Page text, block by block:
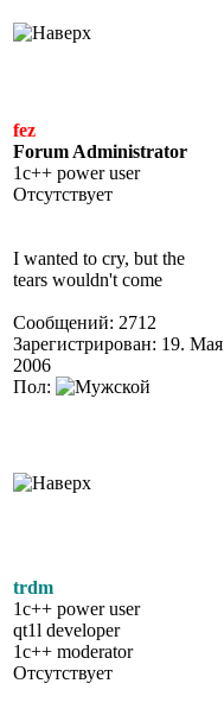
fez
Forum Administrator
1c++ power user
Отсутствует
I wanted to cry, but the
tears wouldn't come
Сообщений: 2712
Зарегистрирован: 19. Мая
2006
Пол:
trdm
1c++ power user
qt1l developer
1c++ moderator
Отсутствует